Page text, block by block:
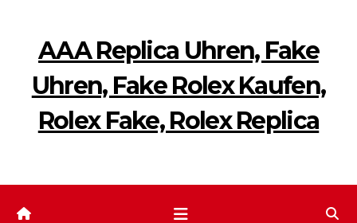
springenAAA Replica Uhren, Fake
Uhren, Fake Rolex Kaufen,
Rolex Fake, Rolex Replica